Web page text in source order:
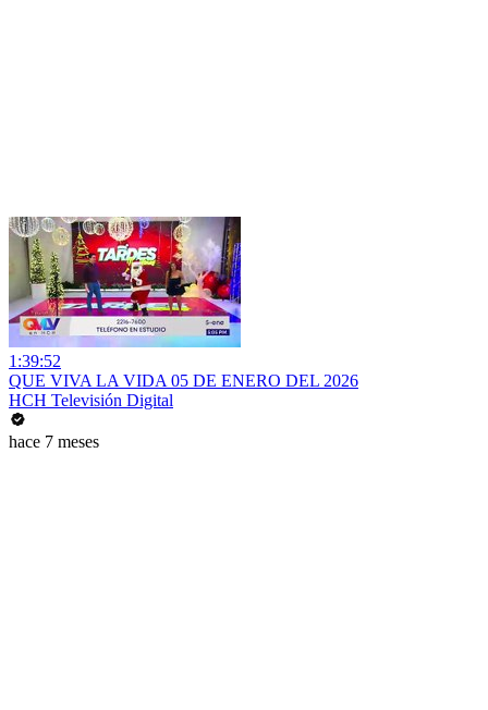
1:39:52
QUE VIVA LA VIDA 05 DE ENERO DEL 2026
HCH Televisión Digital
hace 7 meses